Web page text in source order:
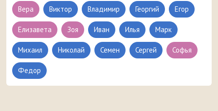
Вера Виктор Владимир Георгий Егор
Елизавета Зоя Иван Илья Марк
Михаил Николай Семен Сергей Софья
Федор